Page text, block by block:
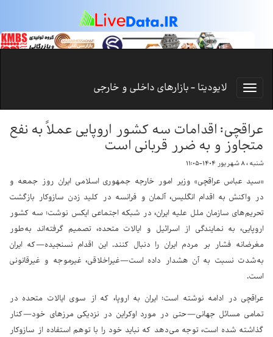
لایودیتا - بازارهای داخلی و خارجی
عراقچی: اقدامات سه کشور اروپایی عملاً به نفع
متجاوز و به ضرر قربانی است
شنبه ، ۸ شهریور ۱۴۰۴-۱۱:۰۵
«سید عباس عراقچی» وزیر امور خارجه جمهوری اسلامی ایران روز جمعه و
در واکنش به اقدام انگلیس، آلمان و فرانسه در کلید زدن سازوکار بازگشت
تحریم‌های سازمان ملل علیه ایران، در شبکه اجتماعی ایکس نوشت: سه کشور
اروپایی، به نمایندگی از اسرائیل و ایالات متحده، تصمیم گرفته‌اند به‌طور
مغرضانه فشار بر مردم ایران را دنبال کنند. این اقدام نسنجیده—که ایران
به‌شدت نسبت به آن هشدار داده است—غیراخلاقی، غیرموجه و غیرقانونی
است.
عراقچی در ادامه نوشته است: ایران به اروپا، که از سوی ایالات متحده در
تمامی مسائل جهانی—حتی در مورد اوکراین در نزدیکی مرزهای خود—کنار
گذاشته شده است، توجه می‌دهد که نباید خود را با توهم استفاده از سازوکار